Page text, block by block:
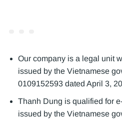
Our company is a legal unit
issued by the Vietnamese
0109152593 dated April 3,
Thanh Dung is qualified for
issued by the Vietnamese